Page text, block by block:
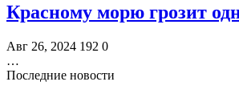
Красному морю грозит
Авг 26, 2024 192 0
…
Последние новости